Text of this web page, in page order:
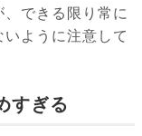
できる限り常に
ように注意して
すぎる